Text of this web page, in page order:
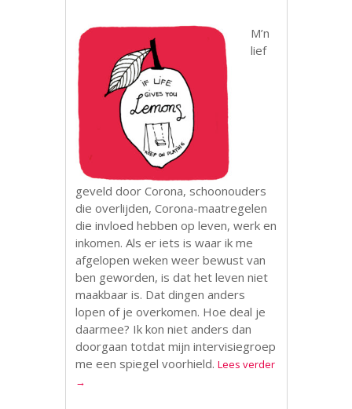
M’n
lief
geveld door Corona, schoonouders
die overlijden, Corona-maatregelen
die invloed hebben op leven, werk en
inkomen. Als er iets is waar ik me
afgelopen weken weer bewust van
ben geworden, is dat het leven niet
maakbaar is. Dat dingen anders
lopen of je overkomen. Hoe deal je
daarmee? Ik kon niet anders dan
doorgaan totdat mijn intervisiegroep
me een spiegel voorhield.Lees verder
→